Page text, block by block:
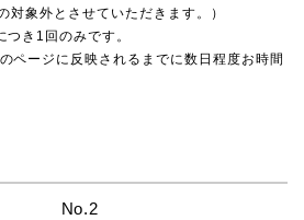
対象外とさせていただきます。）
き1回のみです。
ページに反映されるまでに数日程度お時間
No.2